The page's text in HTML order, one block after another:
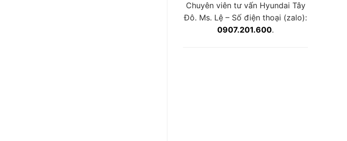
Chuyên viên tư vấn Hyundai Tây
Đô. Ms. Lệ – Số điện thoại (zalo):
0907.201.600.